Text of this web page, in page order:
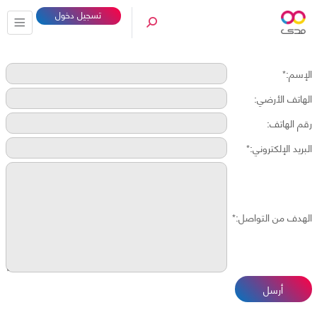
تسجيل دخول
الإسم:*
الهاتف الأرضي:
رقم الهاتف:
البريد الإلكتروني:*
الهدف من التواصل:*
أرسل